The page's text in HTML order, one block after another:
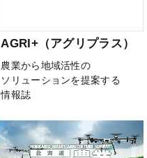
AGRI+（アグリプラス）
農業から地域活性の
ソリューションを提案する
情報誌